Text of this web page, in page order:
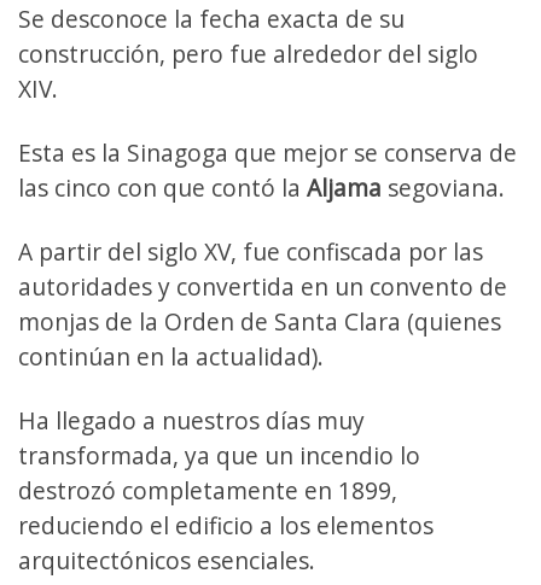
Se desconoce la fecha exacta de su
construcción, pero fue alrededor del siglo
XIV.
Esta es la Sinagoga que mejor se conserva de
las cinco con que contó la Aljama segoviana.
A partir del siglo XV, fue confiscada por las
autoridades y convertida en un convento de
monjas de la Orden de Santa Clara (quienes
continúan en la actualidad).
Ha llegado a nuestros días muy
transformada, ya que un incendio lo
destrozó completamente en 1899,
reduciendo el edificio a los elementos
arquitectónicos esenciales.